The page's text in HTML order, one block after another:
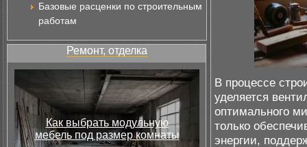
Базовые расценки по строительным
работам
Ремонт, отделка
Как выбрать модульную
мебель под размер комнаты
В процессе
уделяется
оптимального
только
энергии,